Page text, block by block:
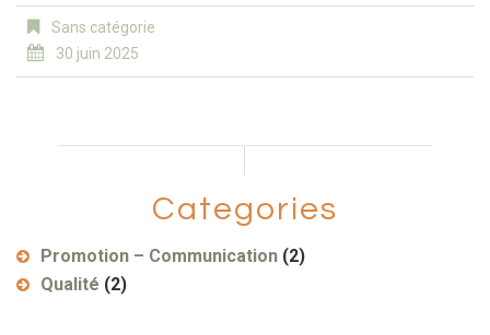
Sans catégorie
30 juin 2025
Categories
Promotion – Communication (2)
Qualité (2)